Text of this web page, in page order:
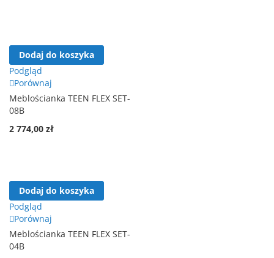
Dodaj do koszyka
Podgląd
Porównaj
Meblościanka TEEN FLEX SET-
08B
2 774,00 zł
Dodaj do koszyka
Podgląd
Porównaj
Meblościanka TEEN FLEX SET-
04B